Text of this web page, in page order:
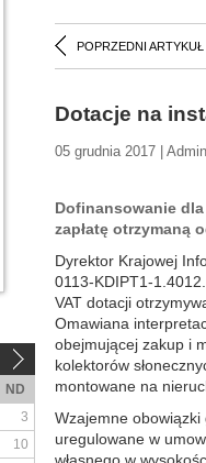
POPRZEDNI
Dotacje na
05 grudnia 2017 |
Dofinansowanie dla
zapłatę otrzymaną
Dyrektor Krajowej
0113-KDIPT1-
VAT dotacji
Omawiana
obejmującej zakup i
kolektorów
montowane na
Wzajemne obowiązki
uregulowane w
ND
3
10